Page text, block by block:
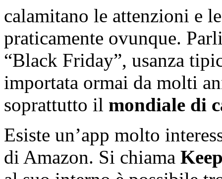
calamitano le attenzioni e
praticamente ovunque.
“Black Friday”, usanza
importata ormai da molti
soprattutto il mondiale di
Esiste un’app molto
di Amazon. Si chiama